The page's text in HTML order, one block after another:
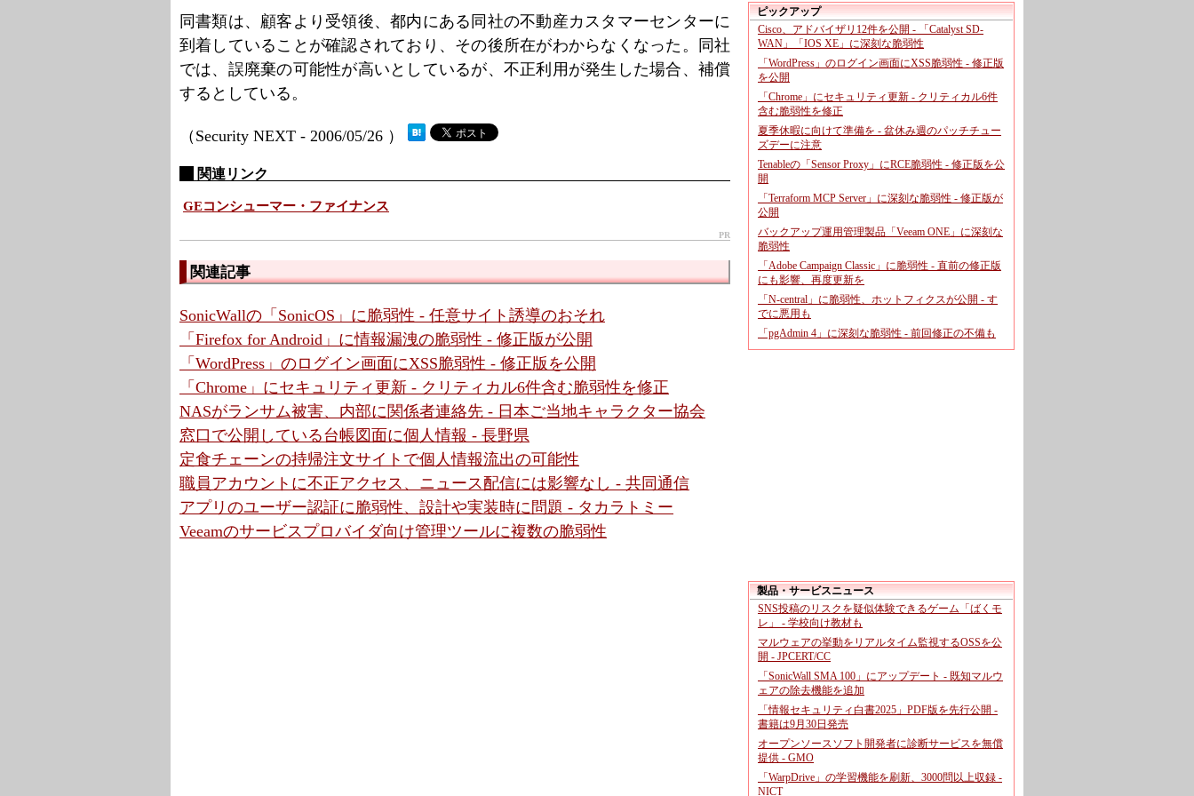
同書類は、顧客より受領後、都内にある同社の不動産カスタマーセンターに
到着していることが確認されており、その後所在がわからなくなった。同社
では、誤廃棄の可能性が高いとしているが、不正利用が発生した場合、補償
するとしている。
（Security NEXT - 2006/05/26 ）
関連リンク
GEコンシューマー・ファイナンス
PR
関連記事
SonicWallの「SonicOS」に脆弱性 - 任意サイト誘導のおそれ
「Firefox for Android」に情報漏洩の脆弱性 - 修正版が公開
「WordPress」のログイン画面にXSS脆弱性 - 修正版を公開
「Chrome」にセキュリティ更新 - クリティカル6件含む脆弱性を修正
NASがランサム被害、内部に関係者連絡先 - 日本ご当地キャラクター協会
窓口で公開している台帳図面に個人情報 - 長野県
定食チェーンの持帰注文サイトで個人情報流出の可能性
職員アカウントに不正アクセス、ニュース配信には影響なし - 共同通信
アプリのユーザー認証に脆弱性、設計や実装時に問題 - タカラトミー
Veeamのサービスプロバイダ向け管理ツールに複数の脆弱性
ピックアップ
Cisco、アドバイザリ12件を公開 - 「Catalyst SD-
WAN」「IOS XE」に深刻な脆弱性
「WordPress」のログイン画面にXSS脆弱性 - 修正版
を公開
「Chrome」にセキュリティ更新 - クリティカル6件
含む脆弱性を修正
夏季休暇に向けて準備を - 盆休み週のパッチチュー
ズデーに注意
Tenableの「Sensor Proxy」にRCE脆弱性 - 修正版を公
開
「Terraform MCP Server」に深刻な脆弱性 - 修正版が
公開
バックアップ運用管理製品「Veeam ONE」に深刻な
脆弱性
「Adobe Campaign Classic」に脆弱性 - 直前の修正版
にも影響、再度更新を
「N-central」に脆弱性、ホットフィクスが公開 - す
でに悪用も
「pgAdmin 4」に深刻な脆弱性 - 前回修正の不備も
製品・サービスニュース
SNS投稿のリスクを疑似体験できるゲーム「ばくモ
レ」 - 学校向け教材も
マルウェアの挙動をリアルタイム監視するOSSを公
開 - JPCERT/CC
「SonicWall SMA 100」にアップデート - 既知マルウ
ェアの除去機能を追加
「情報セキュリティ白書2025」PDF版を先行公開 -
書籍は9月30日発売
オープンソースソフト開発者に診断サービスを無償
提供 - GMO
「WarpDrive」の学習機能を刷新、3000問以上収録 -
NICT